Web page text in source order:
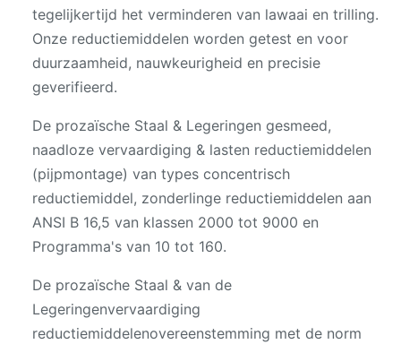
tegelijkertijd het verminderen van lawaai en trilling.
Onze reductiemiddelen worden getest en voor
duurzaamheid, nauwkeurigheid en precisie
geverifieerd.
De prozaïsche Staal & Legeringen gesmeed,
naadloze vervaardiging & lasten reductiemiddelen
(pijpmontage) van types concentrisch
reductiemiddel, zonderlinge reductiemiddelen aan
ANSI B 16,5 van klassen 2000 tot 9000 en
Programma's van 10 tot 160.
De prozaïsche Staal & van de
Legeringenvervaardiging
reductiemiddelenovereenstemming met de norm